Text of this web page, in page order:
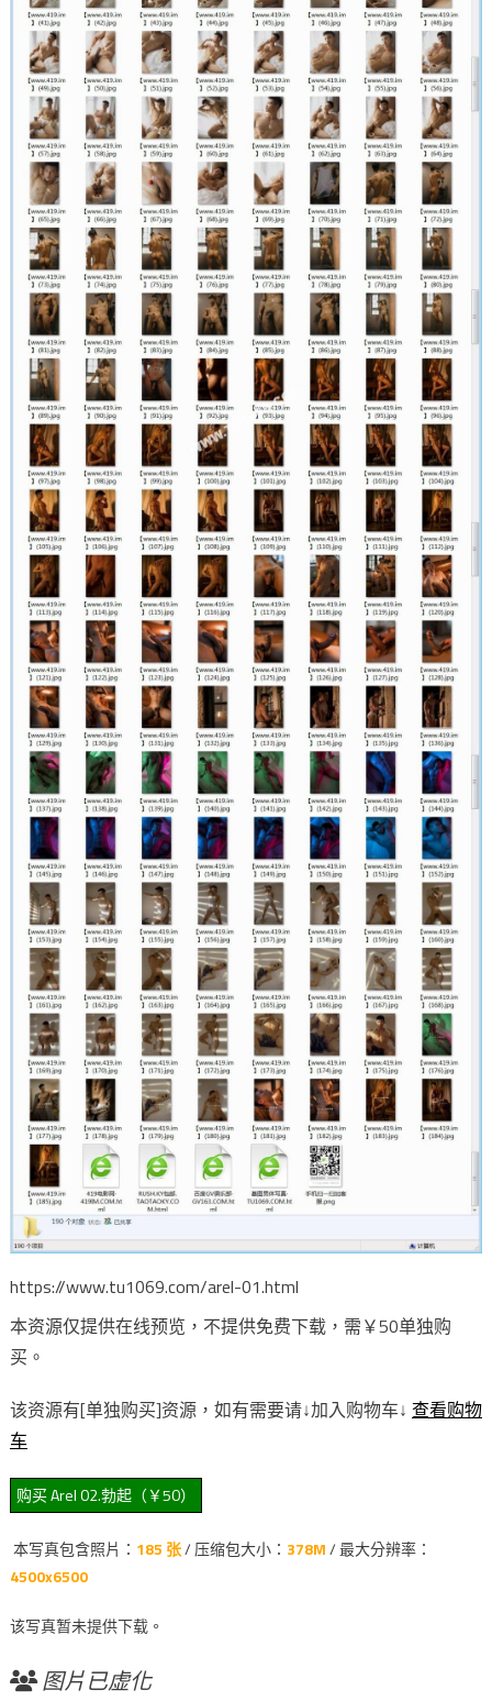
https://www.tu1069.com/arel-01.html
本资源仅提供在线预览，不提供免费下载，需￥50单独购
买。
该资源有[单独购买]资源，如有需要请↓加入购物车↓ 查看购物
车
本写真包含照片： 185 张/ 压缩包大小： 378M/ 最大分辨率：
4500x6500
该写真暂未提供下载。
图片已虚化